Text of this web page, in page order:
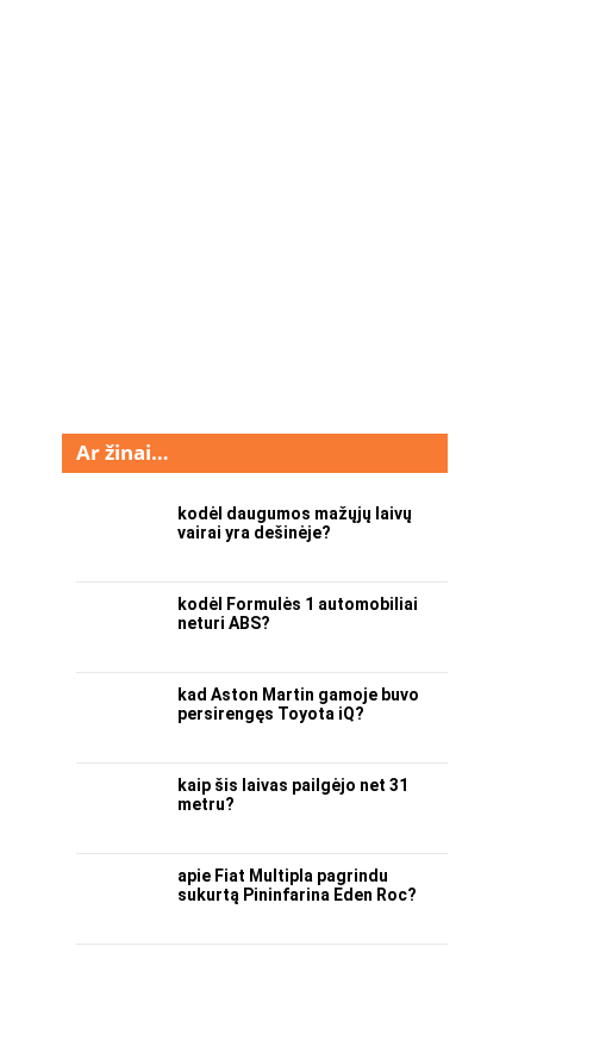
Ar žinai…
kodėl daugumos mažųjų laivų
vairai yra dešinėje?
kodėl Formulės 1 automobiliai
neturi ABS?
kad Aston Martin gamoje buvo
persirengęs Toyota iQ?
kaip šis laivas pailgėjo net 31
metru?
apie Fiat Multipla pagrindu
sukurtą Pininfarina Eden Roc?